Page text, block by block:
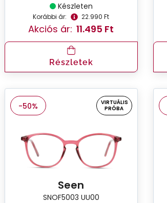
Készleten
Korábbi ár: 22.990 Ft
Akciós ár: 11.495 Ft
Részletek
-50%
VIRTUÁLIS
PRÓBA
Seen
SNOF5003 UU00